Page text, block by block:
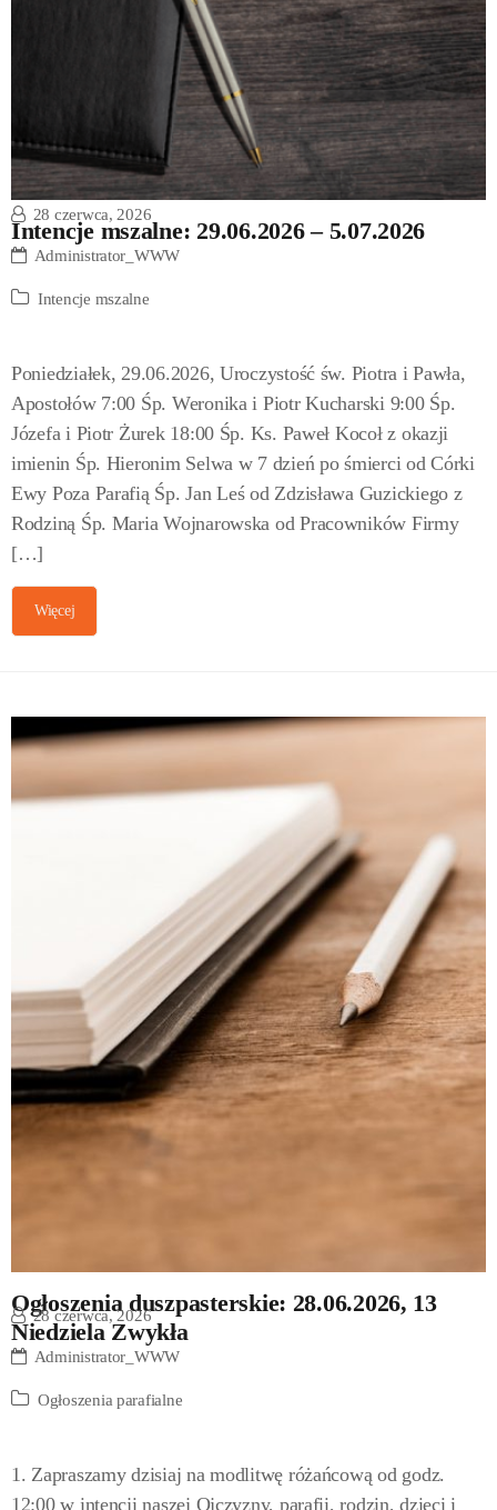
Intencje mszalne: 29.06.2026 – 5.07.2026
28 czerwca, 2026
Administrator_WWW
Intencje mszalne
Poniedziałek, 29.06.2026, Uroczystość św. Piotra i Pawła,
Apostołów 7:00 Śp. Weronika i Piotr Kucharski 9:00 Śp.
Józefa i Piotr Żurek 18:00 Śp. Ks. Paweł Kocoł z okazji
imienin Śp. Hieronim Selwa w 7 dzień po śmierci od Córki
Ewy Poza Parafią Śp. Jan Leś od Zdzisława Guzickiego z
Rodziną Śp. Maria Wojnarowska od Pracowników Firmy
[…]
Więcej
Ogłoszenia duszpasterskie: 28.06.2026, 13
Niedziela Zwykła
28 czerwca, 2026
Administrator_WWW
Ogłoszenia parafialne
1. Zapraszamy dzisiaj na modlitwę różańcową od godz.
12:00 w intencji naszej Ojczyzny, parafii, rodzin, dzieci i